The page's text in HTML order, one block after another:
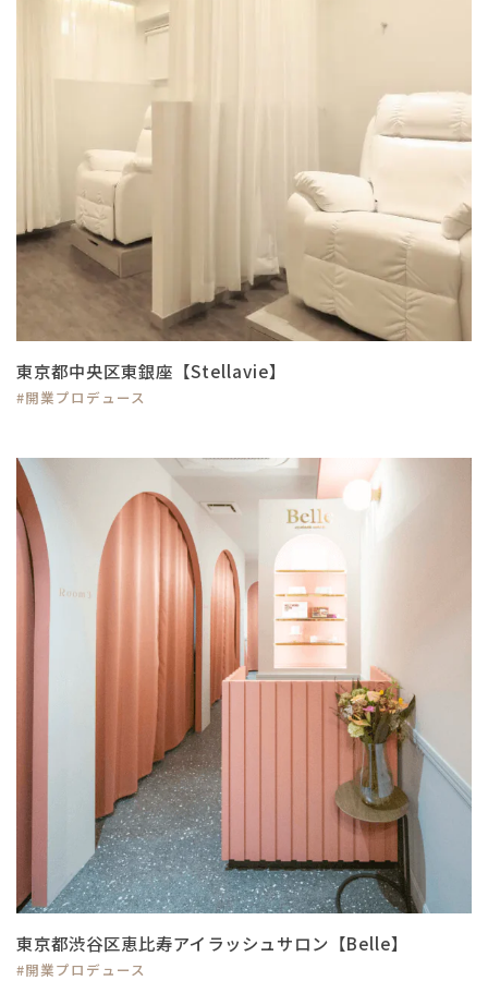
東京都中央区東銀座【Stellavie】
#開業プロデュース
東京都渋谷区恵比寿アイラッシュサロン【Belle】
#開業プロデュース